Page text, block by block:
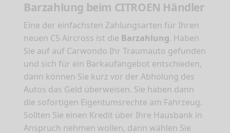
Barzahlung beim CITROEN Händler
Eine der einfachsten Zahlungsarten für Ihren
neuen C5 Aircross ist die Barzahlung. Haben
Sie auf auf Carwondo Ihr Traumauto gefunden
und sich für ein Barkaufangebot entschieden,
dann können Sie kurz vor der Abholung des
Autos das Geld überweisen. Sie haben dann
die sofortigen Eigentumsrechte am Fahrzeug.
Sollten Sie einen Kredit über Ihre Hausbank in
Anspruch nehmen wollen, dann wählen Sie